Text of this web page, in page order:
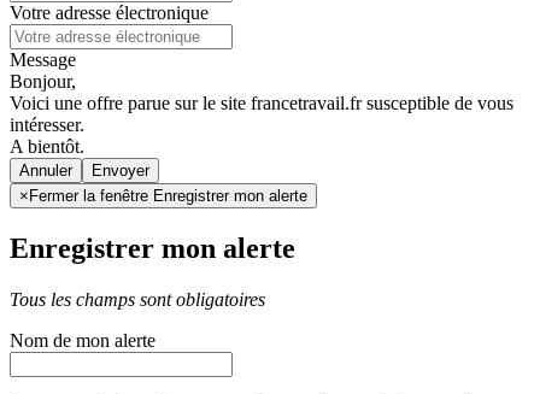
Votre adresse électronique
Message
Bonjour,
Voici une offre parue sur le site francetravail.fr susceptible de vous
intéresser.
A bientôt.
Annuler
× Fermer la fenêtre Enregistrer mon alerte
Enregistrer mon alerte
Tous les champs sont obligatoires
Nom de mon alerte